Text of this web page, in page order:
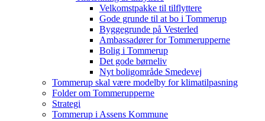
Velkomstpakke til tilflyttere
Gode grunde til at bo i Tommerup
Byggegrunde på Vesterled
Ambassadører for Tommerupperne
Bolig i Tommerup
Det gode børneliv
Nyt boligområde Smedevej
Tommerup skal være modelby for klimatilpasning
Folder om Tommerupperne
Strategi
Tommerup i Assens Kommune